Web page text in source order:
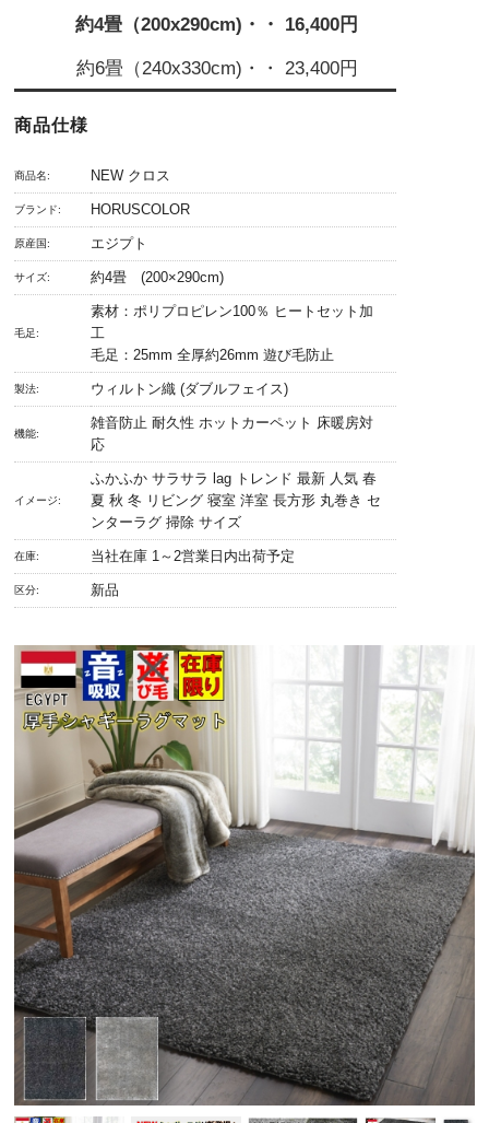
約4畳（200x290cm)・・ 16,400円
約6畳（240x330cm)・・ 23,400円
商品仕様
商品名: NEW クロス
ブランド: HORUSCOLOR
原産国: エジプト
サイズ: 約4畳 (200×290cm)
毛足:
素材：ポリプロピレン100％ ヒートセット加
工
毛足：25mm 全厚約26mm 遊び毛防止
製法: ウィルトン織 (ダブルフェイス)
機能:
雑音防止 耐久性 ホットカーペット 床暖房対
応
イメージ:
ふかふか サラサラ lag トレンド 最新 人気 春
夏 秋 冬 リビング 寝室 洋室 長方形 丸巻き セ
ンターラグ 掃除 サイズ
在庫: 当社在庫 1～2営業日内出荷予定
区分: 新品